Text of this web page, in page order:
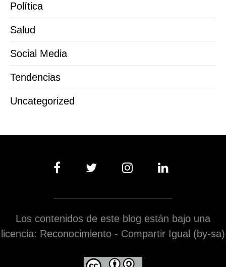
Política
Salud
Social Media
Tendencias
Uncategorized
Los contenidos de este blog están bajo una
licencia: Reconocimiento - Compartir Igual (by-sa)